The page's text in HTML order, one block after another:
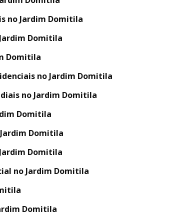
no Jardim Domitila
Domitila
Domitila
no Jardim Domitila
no Jardim Domitila
Domitila
Domitila
Domitila
no Jardim Domitila
Domitila